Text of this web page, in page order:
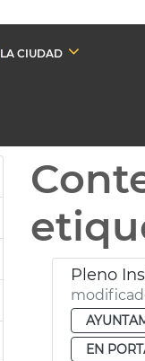
LA CIUDAD
Pleno
EN